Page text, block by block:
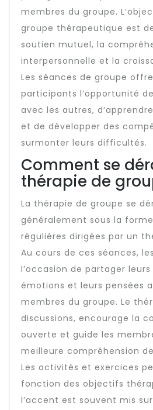
membres du groupe.
groupe thérapeutique est
soutien mutuel, la
interpersonnelle et la
Les séances de groupe
participants l’opportunité
avec les autres,
et de développer des
surmonter leurs difficultés.
Comment se
thérapie de
La thérapie de groupe se
généralement sous la
régulières dirigées par un
Au cours de ces séances,
l’occasion de partager
émotions et leurs pensées
membres du groupe. Le
discussions, encourage la
ouverte et guide les
meilleure compréhension
Les activités et exercices
fonction des objectifs
l’accent est souvent mis